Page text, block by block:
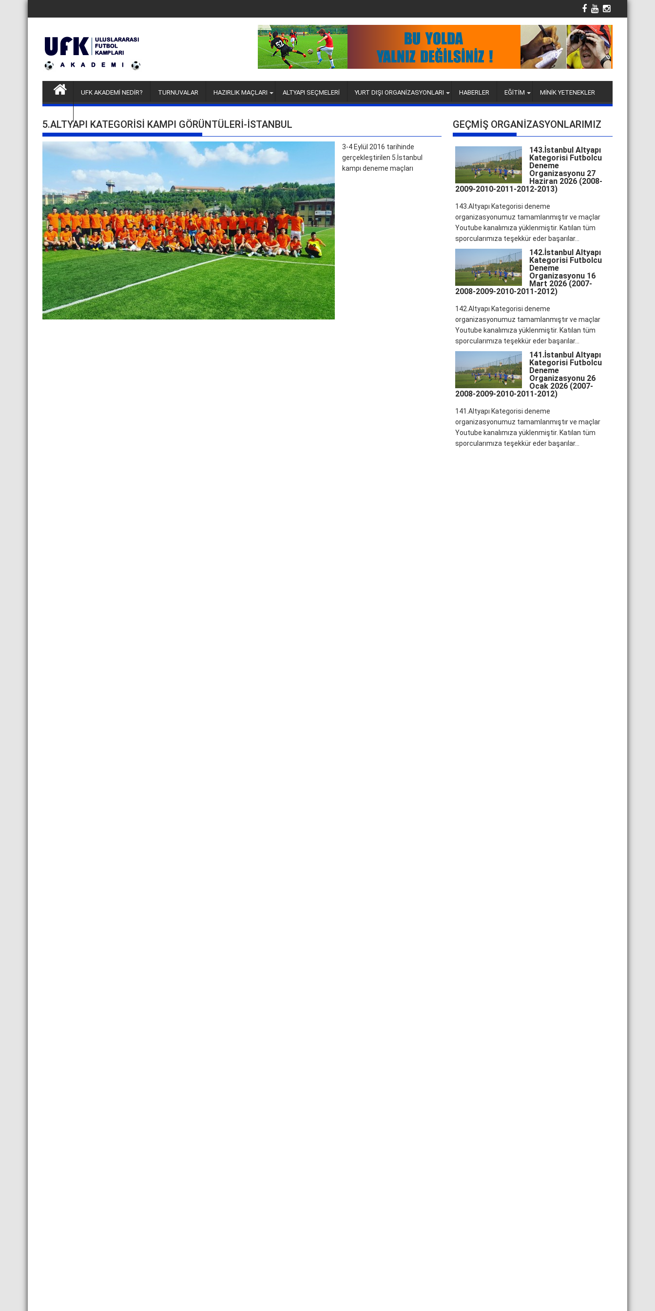
UFK AKADEMİ NEDİR? TURNUVALAR HAZIRLIK MAÇLARI ALTYAPI SEÇMELERİ YURT DIŞI ORGANİZASYONLARI HABERLER EĞİTİM MİNİK YETENEKLER
5.ALTYAPI KATEGORISI KAMPI GÖRÜNTÜLERI-İSTANBUL
3-4 Eylül 2016 tarihinde
gerçekleştirilen 5.İstanbul
kampı deneme maçları
GEÇMİŞ ORGANİZASYONLARIMIZ
143.İstanbul Altyapı
Kategorisi Futbolcu
Deneme
Organizasyonu 27
Haziran 2026 (2008-
2009-2010-2011-2012-2013)
143.Altyapı Kategorisi deneme
organizasyonumuz tamamlanmıştır ve maçlar
Youtube kanalımıza yüklenmiştir. Katılan tüm
sporcularımıza teşekkür eder başarılar...
142.İstanbul Altyapı
Kategorisi Futbolcu
Deneme
Organizasyonu 16
Mart 2026 (2007-
2008-2009-2010-2011-2012)
142.Altyapı Kategorisi deneme
organizasyonumuz tamamlanmıştır ve maçlar
Youtube kanalımıza yüklenmiştir. Katılan tüm
sporcularımıza teşekkür eder başarılar...
141.İstanbul Altyapı
Kategorisi Futbolcu
Deneme
Organizasyonu 26
Ocak 2026 (2007-
2008-2009-2010-2011-2012)
141.Altyapı Kategorisi deneme
organizasyonumuz tamamlanmıştır ve maçlar
Youtube kanalımıza yüklenmiştir. Katılan tüm
sporcularımıza teşekkür eder başarılar...